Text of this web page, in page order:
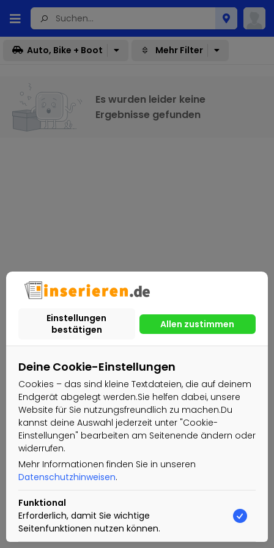
Deine Cookie-Einstellungen
Cookies – das sind kleine Textdateien, die auf deinem
Endgerät abgelegt werden.Sie helfen dabei, unsere
Website für Sie nutzungsfreundlich zu machen.Du
kannst deine Auswahl jederzeit unter "Cookie-
Einstellungen" bearbeiten am Seitenende ändern oder
widerrufen.
Mehr Informationen finden Sie in unseren
Datenschutzhinweisen.
Funktional
Erforderlich, damit Sie wichtige
Seitenfunktionen nutzen können.
Auto, Bike + Boot Mehr Filter
Es wurden leider keine
Ergebnisse gefunden